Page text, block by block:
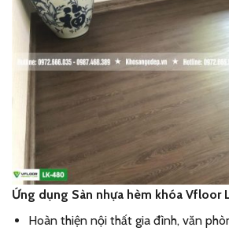
Ứng dụng Sàn nhựa hèm khóa Vfloor
Hoàn thiện nội thất gia đình, văn